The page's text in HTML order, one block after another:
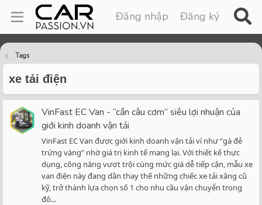
Đăng nhập Đăng ký
Tags
xe tải điện
VinFast EC Van - “cần câu cơm” siêu lợi nhuận của
giới kinh doanh vận tải
VinFast EC Van được giới kinh doanh vận tải ví như “gà đẻ
trứng vàng” nhờ giá trị kinh tế mang lại. Với thiết kế thực
dụng, công năng vượt trội cùng mức giá dễ tiếp cận, mẫu xe
van điện này đang dần thay thế những chiếc xe tải xăng cũ
kỹ, trở thành lựa chọn số 1 cho nhu cầu vận chuyển trong
đô...